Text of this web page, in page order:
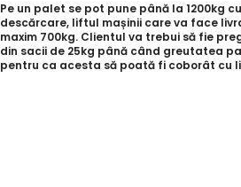
Pe un palet se pot pune până la 1200kg
descărcare, liftul mașinii care va face
maxim 700kg. Clientul va trebui să fie
din sacii de 25kg până când greutatea
pentru ca acesta să poată fi coborât cu